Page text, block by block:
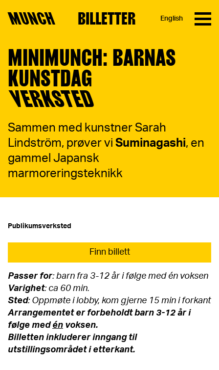
MUNCH BILLETTER English
MINIMUNCH: BARNAS
KUNSTDAG
VERKSTED
Sammen med kunstner Sarah
Lindström, prøver vi Suminagashi, en
gammel Japansk
marmoreringsteknikk
Publikumsverksted
Finn billett
Passer for: barn fra 3-12 år i følge med én voksen
Varighet: ca 60 min.
Sted: Oppmøte i lobby, kom gjerne 15 min i forkant
Arrangementet er forbeholdt barn 3-12 år i
følge med én voksen.
Billetten inkluderer inngang til
utstillingsområdet i etterkant.